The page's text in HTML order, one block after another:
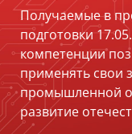
Получаемые в
подготовки
компетенции
применять свои
промышленной
развитие